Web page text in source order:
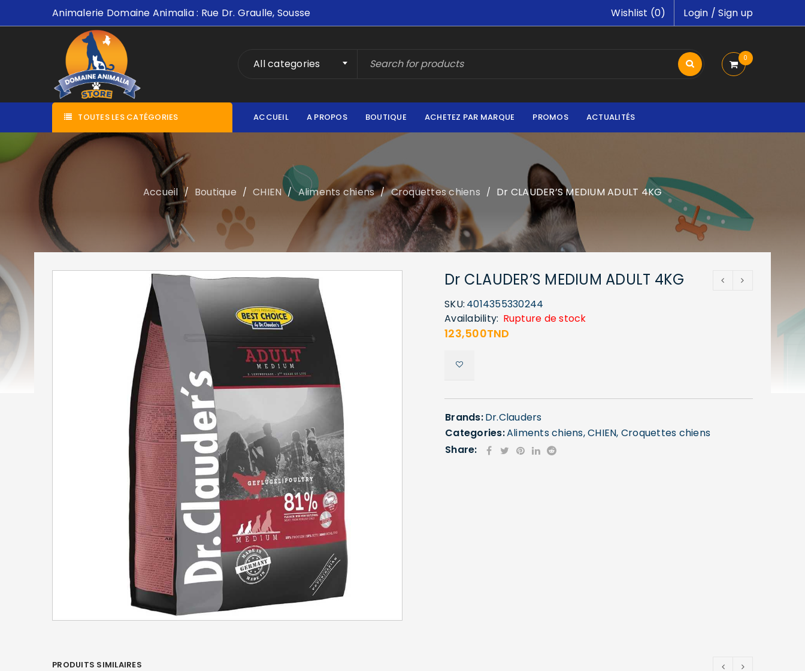
SE CONNECTER
Animalerie Domaine Animalia : Rue Dr. Graulle, Sousse Login /Sign up
Wishlist (0)
All categories 0
TOUTES LES CATÉGORIES ACCUEIL A PROPOS BOUTIQUE ACHETEZ PAR MARQUE PROMOS ACTUALITÉS
Accueil / Boutique / CHIEN / Aliments chiens / Croquettes chiens / Dr CLAUDER’S MEDIUM ADULT 4KG
Dr CLAUDER’S MEDIUM ADULT 4KG
SKU: 4014355330244
Availability: Rupture de stock
123,500TND
Brands:Dr.Clauders
Categories:Aliments chiens,CHIEN, Croquettes chiens
Share:
PRODUITS SIMILAIRES